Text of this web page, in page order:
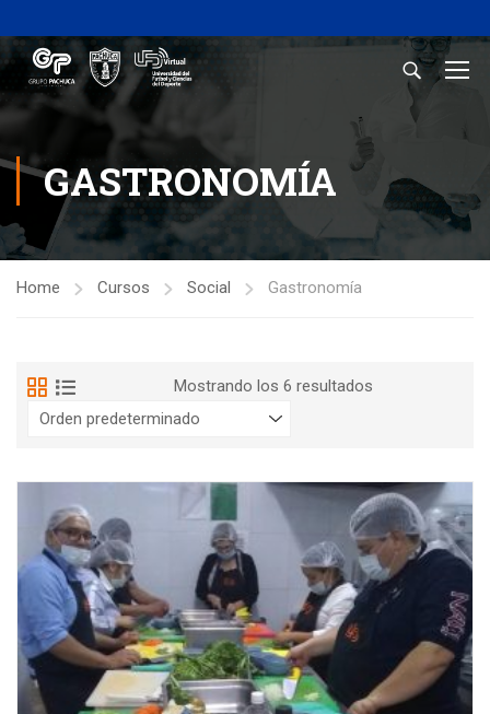
GASTRONOMÍA
Home Cursos Social Gastronomía
Mostrando los 6 resultados